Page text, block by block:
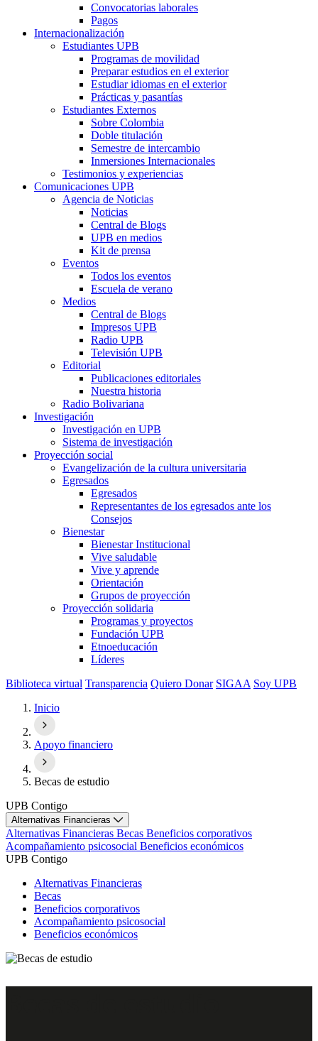
Convocatorias laborales
Pagos
Internacionalización
Estudiantes UPB
Programas de movilidad
Preparar estudios en el exterior
Estudiar idiomas en el exterior
Prácticas y pasantías
Estudiantes Externos
Sobre Colombia
Doble titulación
Semestre de intercambio
Inmersiones Internacionales
Testimonios y experiencias
Comunicaciones UPB
Agencia de Noticias
Noticias
Central de Blogs
UPB en medios
Kit de prensa
Eventos
Todos los eventos
Escuela de verano
Medios
Central de Blogs
Impresos UPB
Radio UPB
Televisión UPB
Editorial
Publicaciones editoriales
Nuestra historia
Radio Bolivariana
Investigación
Investigación en UPB
Sistema de investigación
Proyección social
Evangelización de la cultura universitaria
Egresados
Egresados
Representantes de los egresados ante los
Consejos
Bienestar
Bienestar Institucional
Vive saludable
Vive y aprende
Orientación
Grupos de proyección
Proyección solidaria
Programas y proyectos
Fundación UPB
Etnoeducación
Líderes
Biblioteca virtual Transparencia Quiero Donar SIGAA Soy UPB
Inicio
Apoyo financiero
Becas de estudio
UPB Contigo
Alternativas Financieras
Alternativas Financieras Becas Beneficios corporativos
Acompañamiento psicosocial Beneficios económicos
UPB Contigo
Alternativas Financieras
Becas
Beneficios corporativos
Acompañamiento psicosocial
Beneficios económicos